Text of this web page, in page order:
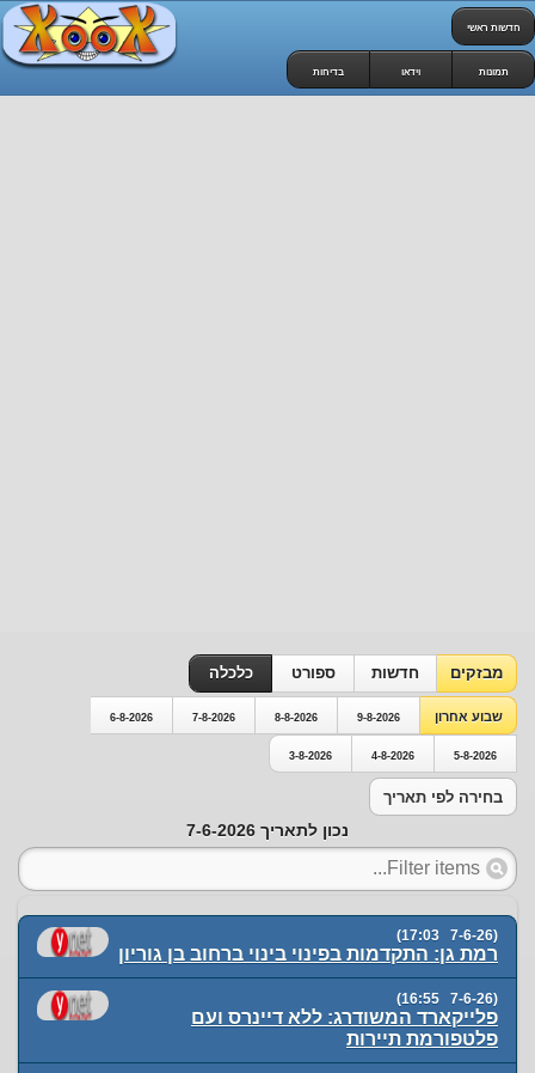
חדשות ראשי
תמונות וידאו בדיחות
מבזקים חדשות ספורט כלכלה
שבוע אחרון 9-8-2026
8-8-2026
7-8-2026
6-8-2026
5-8-2026
4-8-2026
3-8-2026
בחירה לפי תאריך
נכון לתאריך 7-6-2026
(7-6-26 17:03)
רמת גן: התקדמות בפינוי בינוי ברחוב בן גוריון
(7-6-26 16:55)
פלייקארד המשודרג: ללא דיינרס ועם
פלטפורמת תיירות